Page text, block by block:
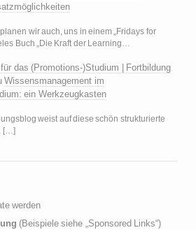
wir auch, uns in einem „Fridays for
Buch „Die Kraft der Learning…
das (Promotions-)Studium | Fortbildung
Wissensmanagement im
ein Werkzeugkasten
weist auf diese schön strukturierte
[…]
werden
(Beispiele siehe „Sponsored Links“)